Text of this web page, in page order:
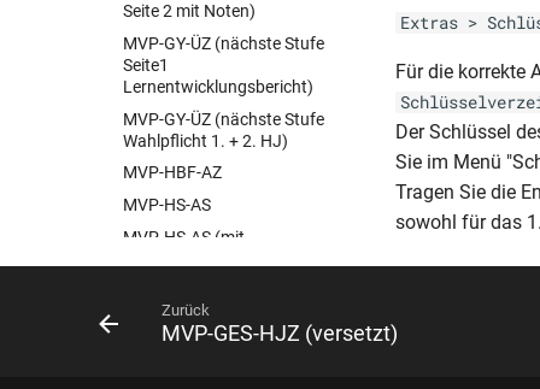
BER-FHReife-Bescheinigung
(Schul Z 350)(10.07)
BER-FOS-AZ (Schul Z 513)
(05.06)
BER-FOS-FHReife (Schul Z
511)(05.06)
BER-FOS-HJZ (Schul Z 510)
(05.06)
BER-FOS-MSA (Schul Z 512)
BER-GES-JZ (Schul Z 200 -
BER-GES-JZ (Schul Z 200)
(04.08)
Seite 2 mit Noten)
MVP-GY-ÜZ (nächste Stufe
Seite1
Lernentwicklungsbericht)
MVP-GY-ÜZ (nächste Stufe
Wahlpflicht 1. + 2. HJ)
MVP-HBF-AZ
MVP-HS-AS
MVP-HS-AS (mit
MVP-HS-HJZ
Extras >
Für die korrekte
Der Schlüssel
Sie im Menü
Tragen Sie die
sowohl für das
Zurück
MVP-GES-HJZ (versetzt)